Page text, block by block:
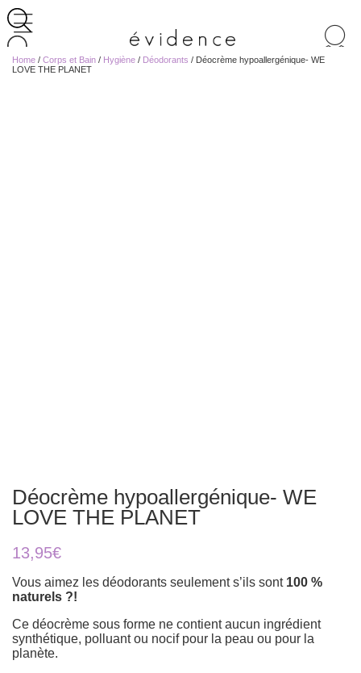
de
produits
Home / Corps et Bain / Hygiène / Déodorants / Déocrème hypoallergénique- WE
LOVE THE PLANET
Déocrème hypoallergénique- WE
LOVE THE PLANET
13,95€
Vous aimez les déodorants seulement s’ils sont 100 %
naturels ?!
Ce déocrème sous forme ne contient aucun ingrédient
synthétique, polluant ou nocif pour la peau ou pour la
planète.